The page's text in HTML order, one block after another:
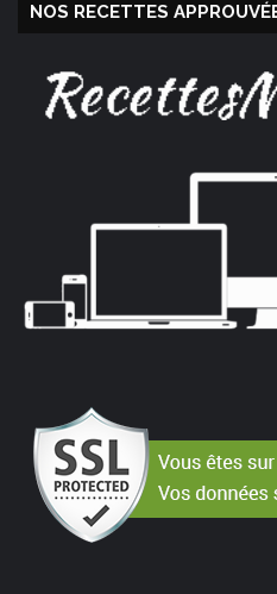
NOS RECETTES